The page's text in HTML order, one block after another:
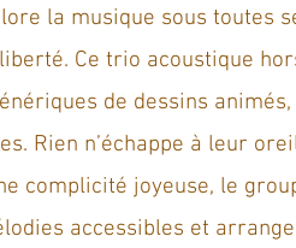
la musique sous toutes
Ce trio acoustique
de dessins
Rien n’échappe à leur
complicité joyeuse, le
accessibles et